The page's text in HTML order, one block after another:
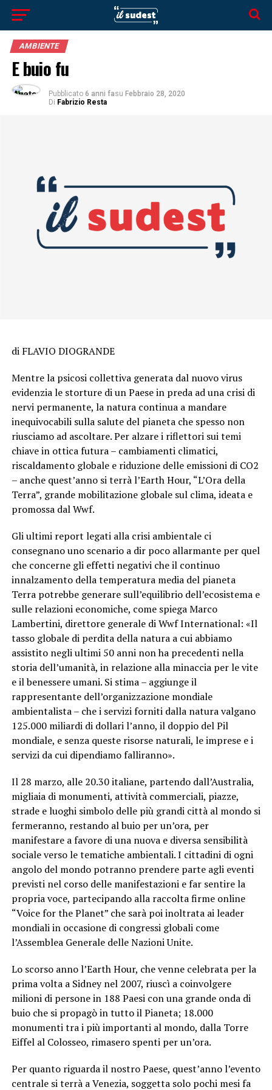
AMBIENTE
E buio fu
Pubblicato 6 anni fasu Febbraio 28, 2020
Di Fabrizio Resta
di FLAVIO DIOGRANDE
Mentre la psicosi collettiva generata dal nuovo virus
evidenzia le storture di un Paese in preda ad una crisi di
nervi permanente, la natura continua a mandare
inequivocabili sulla salute del pianeta che spesso non
riusciamo ad ascoltare. Per alzare i riflettori sui temi
chiave in ottica futura – cambiamenti climatici,
riscaldamento globale e riduzione delle emissioni di CO2
– anche quest’anno si terrà l’Earth Hour, “L’Ora della
Terra”, grande mobilitazione globale sul clima, ideata e
promossa dal Wwf.
Gli ultimi report legati alla crisi ambientale ci
consegnano uno scenario a dir poco allarmante per quel
che concerne gli effetti negativi che il continuo
innalzamento della temperatura media del pianeta
Terra potrebbe generare sull’equilibrio dell’ecosistema e
sulle relazioni economiche, come spiega Marco
Lambertini, direttore generale di Wwf International: «Il
tasso globale di perdita della natura a cui abbiamo
assistito negli ultimi 50 anni non ha precedenti nella
storia dell’umanità, in relazione alla minaccia per le vite
e il benessere umani. Si stima – aggiunge il
rappresentante dell’organizzazione mondiale
ambientalista – che i servizi forniti dalla natura valgano
125.000 miliardi di dollari l’anno, il doppio del Pil
mondiale, e senza queste risorse naturali, le imprese e i
servizi da cui dipendiamo falliranno».
Il 28 marzo, alle 20.30 italiane, partendo dall’Australia,
migliaia di monumenti, attività commerciali, piazze,
strade e luoghi simbolo delle più grandi città al mondo si
fermeranno, restando al buio per un’ora, per
manifestare a favore di una nuova e diversa sensibilità
sociale verso le tematiche ambientali. I cittadini di ogni
angolo del mondo potranno prendere parte agli eventi
previsti nel corso delle manifestazioni e far sentire la
propria voce, partecipando alla raccolta firme online
“Voice for the Planet” che sarà poi inoltrata ai leader
mondiali in occasione di congressi globali come
l’Assemblea Generale delle Nazioni Unite.
Lo scorso anno l’Earth Hour, che venne celebrata per la
prima volta a Sidney nel 2007, riuscì a coinvolgere
milioni di persone in 188 Paesi con una grande onda di
buio che si propagò in tutto il Pianeta; 18.000
monumenti tra i più importanti al mondo, dalla Torre
Eiffel al Colosseo, rimasero spenti per un’ora.
Per quanto riguarda il nostro Paese, quest’anno l’evento
centrale si terrà a Venezia, soggetta solo pochi mesi fa